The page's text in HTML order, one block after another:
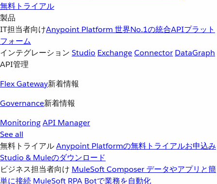
無料トライアル
製品
IT担当者向けAnypoint Platform 世界No.1の統合APIプラット
フォーム
インテグレーション Studio ExchangeConnector DataGraph
API管理
Flex Gateway新着情報
Governance新着情報
MonitoringAPI Manager
See all
無料トライアルAnypoint Platformの無料トライアルお申込み
Studio & Muleのダウンロード
ビジネス担当者向け MuleSoft Composer データやアプリと簡
単に接続 MuleSoft RPA Botで業務を自動化